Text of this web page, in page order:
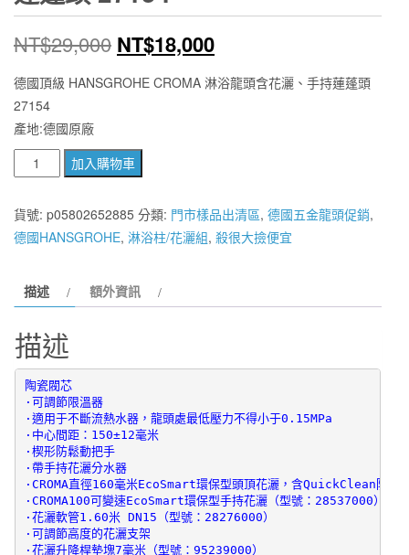
NT$29,000 原
始
格：
NT$29,000。
NT$18,000目
前
德國頂級 HANSGROHE CROMA 淋浴龍頭含花灑、手持蓮蓬頭
27154
產地:德國原廠
國
頂
級
淋
龍
頭
灑、
加入購物車
貨號: p05802652885 分類: 門市樣品出清區, 德國五金龍頭促銷,
德國HANSGROHE, 淋浴柱/花灑組, 殺很大撿便宜
描述 額外資訊
描述
陶瓷閥芯
·可調節限溫器
·適用于不斷流熱水器，龍頭處最低壓力不得小于0.15MPa
·中心間距：150±12毫米
·楔形防鬆動把手
·帶手持花灑分水器
·CROMA直徑160毫米EcoSmart環保型頭頂花灑，含QuickClean防垢
·CROMA100可變速EcoSmart環保型手持花灑（型號：28537000）
·花灑軟管1.60米 DN15（型號：28276000）
·可調節高度的花灑支架
·花灑升降桿墊塊7毫米（型號：95239000）